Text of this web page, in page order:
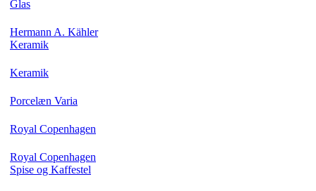
Glas
Hermann A. Kähler
Keramik
Keramik
Porcelæn Varia
Royal Copenhagen
Royal Copenhagen
Spise og Kaffestel